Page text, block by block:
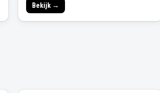
Bekijk →